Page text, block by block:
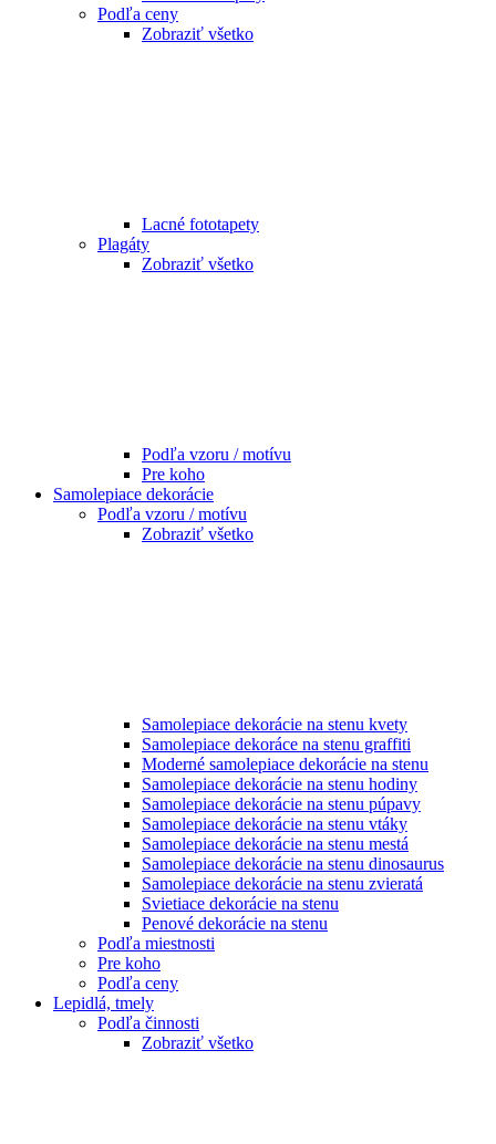
Podľa ceny
Zobraziť všetko
Lacné fototapety
Plagáty
Zobraziť všetko
Podľa vzoru / motívu
Pre koho
Samolepiace dekorácie
Podľa vzoru / motívu
Zobraziť všetko
Samolepiace dekorácie na stenu kvety
Samolepiace dekoráce na stenu graffiti
Moderné samolepiace dekorácie na stenu
Samolepiace dekorácie na stenu hodiny
Samolepiace dekorácie na stenu púpavy
Samolepiace dekorácie na stenu vtáky
Samolepiace dekorácie na stenu mestá
Samolepiace dekorácie na stenu dinosaurus
Samolepiace dekorácie na stenu zvieratá
Svietiace dekorácie na stenu
Penové dekorácie na stenu
Podľa miestnosti
Pre koho
Podľa ceny
Lepidlá, tmely
Podľa činnosti
Zobraziť všetko